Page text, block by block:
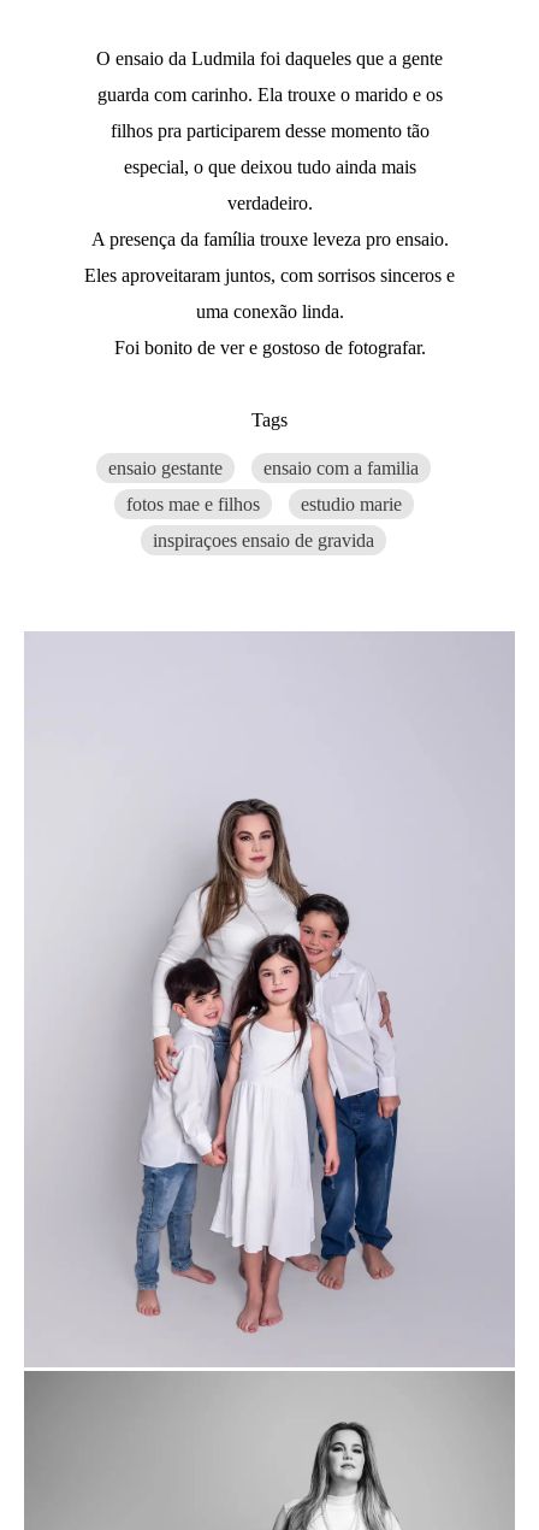
O ensaio da Ludmila foi daqueles que a gente
guarda com carinho. Ela trouxe o marido e os
filhos pra participarem desse momento tão
especial, o que deixou tudo ainda mais
verdadeiro.
A presença da família trouxe leveza pro ensaio.
Eles aproveitaram juntos, com sorrisos sinceros e
uma conexão linda.
Foi bonito de ver e gostoso de fotografar.
Tags
ensaio gestante
ensaio com a familia
fotos mae e filhos
estudio marie
inspiraçoes ensaio de gravida